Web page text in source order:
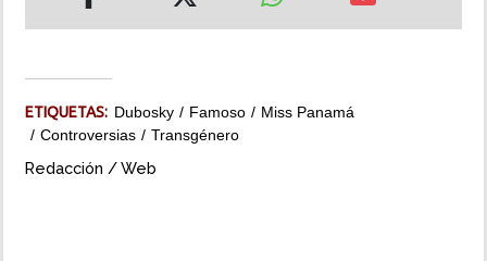
ETIQUETAS: Dubosky Famoso
Miss Panamá
Controversias
Transgénero
Redacción / Web